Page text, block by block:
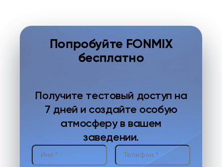
Попробуйте FONMIX
бесплатно
Получите тестовый доступ на
7 дней и создайте особую
атмосферу в вашем
заведении.